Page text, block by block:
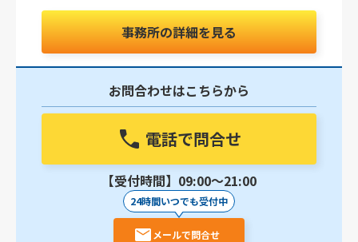
事務所の詳細を見る
お問合わせはこちらから
電話で問合せ
【受付時間】09:00〜21:00
24時間いつでも受付中
メールで問合せ